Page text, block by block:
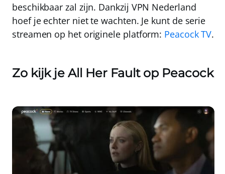
beschikbaar zal zijn. Dankzij VPN Nederland
hoef je echter niet te wachten. Je kunt de serie
streamen op het originele platform: Peacock TV.
Zo kijk je All Her Fault op Peacock